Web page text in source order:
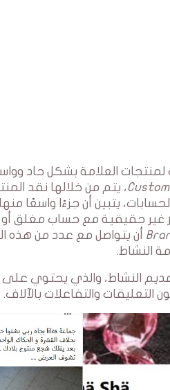
لمنتجات العلامة بشكل حاد
، يتم من خلالها نقد
يتبين أن جزءًا واسعًا
حقيقية مع حساب مغلق أو
أن يتواصل مع عدد من هذه
النشاط.
النشاط، والذي يحتوي
التعليقات والتفاعلات بالآلاف.